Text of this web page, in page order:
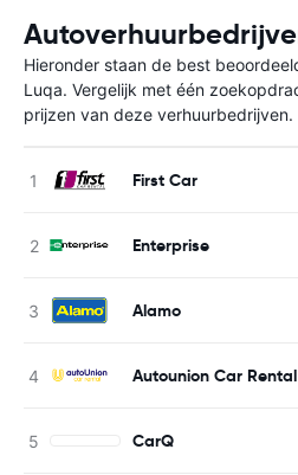
Hieronder staan de best
Luqa. Vergelijk met één
prijzen van deze verhuurbedrijven.
First Car
Enterprise
Alamo
Autounion Car Rental
CarQ